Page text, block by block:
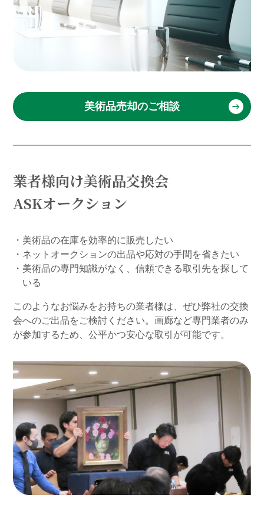
美術品売却のご相談
業者様向け美術品交換会
ASKオークション
・美術品の在庫を効率的に販売したい
・ネットオークションの出品や応対の手間を省きたい
・美術品の専門知識がなく、信頼できる取引先を探して
いる
このようなお悩みをお持ちの業者様は、ぜひ弊社の交換
会へのご出品をご検討ください。画廊など専門業者のみ
が参加するため、公平かつ安心な取引が可能です。